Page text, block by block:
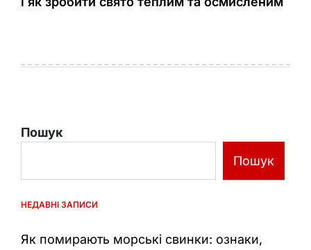
Пошук
Пошук
НЕДАВНІ ЗАПИСИ
Як помирають морські свинки: ознаки,